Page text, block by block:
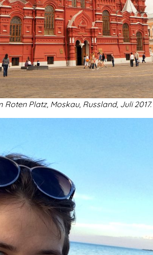
Platz, Moskau, Russland, Juli